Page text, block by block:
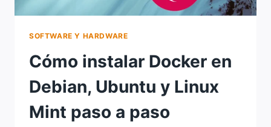
SOFTWARE Y HARDWARE
Cómo instalar Docker en
Debian, Ubuntu y Linux
Mint paso a paso